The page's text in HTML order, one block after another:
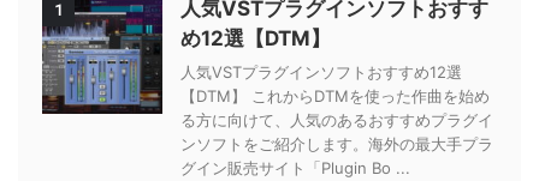
1
人気VSTプラグインソフトおすす
め12選【DTM】
人気VSTプラグインソフトおすすめ12選
【DTM】 これからDTMを使った作曲を始め
る方に向けて、人気のあるおすすめプラグイ
ンソフトをご紹介します。海外の最大手プラ
グイン販売サイト「Plugin Bo ...